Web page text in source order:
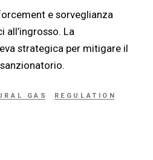
e sorveglianza
all’ingrosso. La
strategica per mitigare il
GAS REGULATION